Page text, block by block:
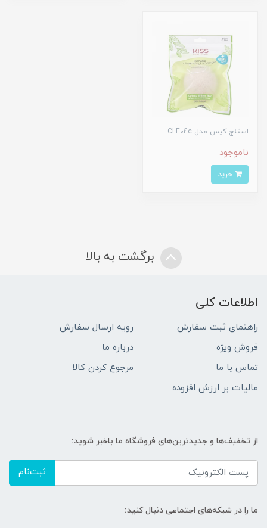
اسفنج کیس مدل CLE04c
ناموجود
برگشت به بالا
اطلاعات کلی
راهنمای ثبت سفارش
رویه ارسال سفارش
فروش ویژه
درباره ما
تماس با ما
مرجوع کردن کالا
مالیات بر ارزش افزوده
از تخفیف‌ها و جدیدترین‌های فروشگاه ما باخبر شوید:
ثبت‌نام
ما را در شبکه‌های اجتماعی دنبال کنید: